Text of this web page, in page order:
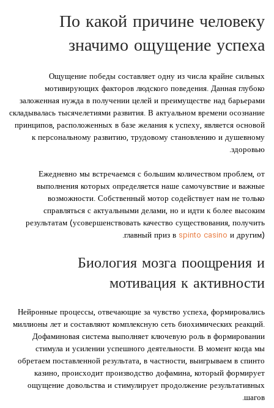
По какой причине человеку
значимо ощущение успеха
Ощущение победы составляет одну из числа крайне сильных
мотивирующих факторов людского поведения. Данная глубоко
заложенная нужда в получении целей и преимуществе над барьерами
складывалась тысячелетиями развития. В актуальном времени осознание
принципов, расположенных в базе желания к успеху, является основой
к персональному развитию, трудовому становлению и душевному
здоровью.
Ежедневно мы встречаемся с большим количеством проблем, от
выполнения которых определяется наше самочувствие и важные
возможности. Собственный мотор содействует нам не только
справляться с актуальными делами, но и идти к более высоким
результатам (усовершенствовать качество существования, получить
главный приз в spinto casino и другим).
Биология мозга поощрения и
мотивация к активности
Нейронные процессы, отвечающие за чувство успеха, формировались
миллионы лет и составляют комплексную сеть биохимических реакций.
Дофаминовая система выполняет ключевую роль в формировании
стимула и усилении успешного деятельности. В момент когда мы
обретаем поставленной результата, в частности, выигрываем в спинто
казино, происходит производство дофамина, который формирует
ощущение довольства и стимулирует продолжение результативных
шагов.